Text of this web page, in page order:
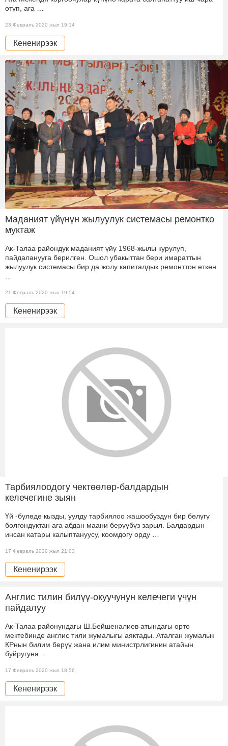
өтүп, ага …
23 Февраль 2020 жыл 19:14
Кененирээк
Маданият үйүнүн жылуулук системасы ремонтко
муктаж
Ак-Талаа райондук маданият үйү 1968-жылы курулуп,
пайдаланууга берилген. Ошол убакыттан бери имараттын
жылуулук системасы бир да жолу капиталдык ремонттон өткөн
21 Февраль 2020 жыл 19:54
Кененирээк
Тарбиялоодогу чектөөлөр-балдардын
келечегине зыян
Үй -бүлөдө кызды, уулду тарбиялоо жашообуздун бир бөлүгү
болгондуктан ага абдан маани берүүбүз зарыл. Балдардын
инсан катары калыптануусу, коомдогу орду …
17 Февраль 2020 жыл 21:03
Кененирээк
Англис тилин билүү-окуучунун келечеги үчүн
пайдалуу
Ак-Талаа районундагы Ш.Бейшеналиев атындагы орто
мектебинде англис тили жумалыгы аяктады. Аталган жумалык
КРнын билим берүү жана илим министрлигинин атайын
буйругуна …
17 Февраль 2020 жыл 18:56
Кененирээк